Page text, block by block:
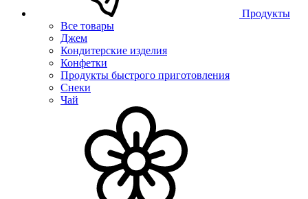
Продукты
Все товары
Джем
Кондитерские изделия
Конфетки
Продукты быстрого приготовления
Снеки
Чай